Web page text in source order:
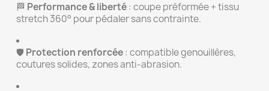
🏁 Performance & liberté: coupe préformée + tissu
stretch 360° pour pédaler sans contrainte.
🛡️ Protection renforcée: compatible genouillères,
coutures solides, zones anti-abrasion.